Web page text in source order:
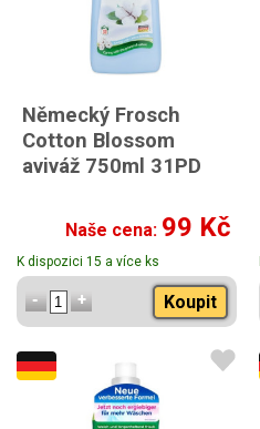
Německý Frosch
Cotton Blossom
aviváž 750ml 31PD
Naše cena: 99 Kč
K dispozici 15 a více ks
Koupit